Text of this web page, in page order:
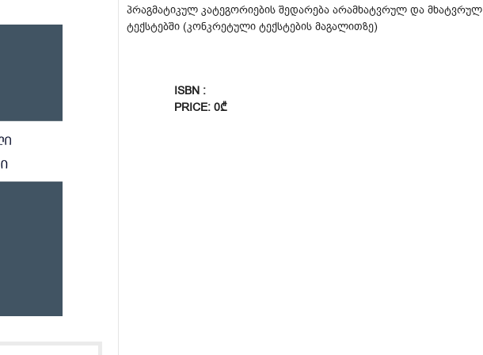
პრაგმატიკულ კატეგორიების შედარება არამხატვრულ და მხატვრულ
ტექსტებში (კონკრეტული ტექსტების მაგალითზე)
ISBN :
PRICE: 0₾